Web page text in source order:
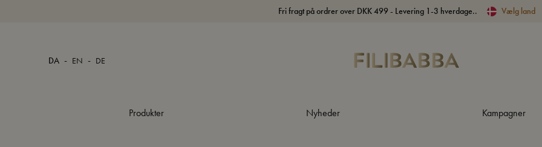
Fri fragt på ordrer over DKK 499 - Levering 1-3 hverdage.. Vælg land
DA - EN - DE
Produkter Nyheder Kampagner